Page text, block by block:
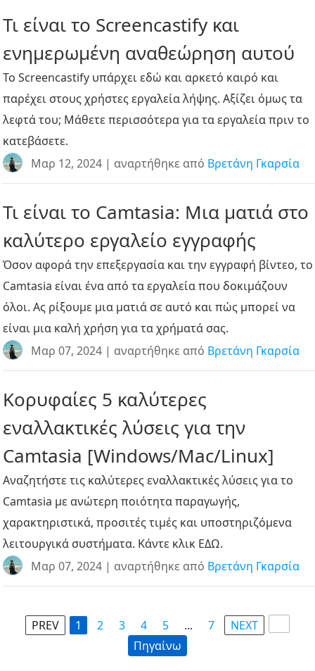
Τι είναι το Screencastify και
ενημερωμένη αναθεώρηση αυτού
Το Screencastify υπάρχει εδώ και αρκετό καιρό και
παρέχει στους χρήστες εργαλεία λήψης. Αξίζει όμως τα
λεφτά του; Μάθετε περισσότερα για τα εργαλεία πριν το
κατεβάσετε.
Μαρ 12, 2024 | αναρτήθηκε από Βρετάνη Γκαρσία
Τι είναι το Camtasia: Μια ματιά στο
καλύτερο εργαλείο εγγραφής
Όσον αφορά την επεξεργασία και την εγγραφή βίντεο, το
Camtasia είναι ένα από τα εργαλεία που δοκιμάζουν
όλοι. Ας ρίξουμε μια ματιά σε αυτό και πώς μπορεί να
είναι μια καλή χρήση για τα χρήματά σας.
Μαρ 07, 2024 | αναρτήθηκε από Βρετάνη Γκαρσία
Κορυφαίες 5 καλύτερες
εναλλακτικές λύσεις για την
Camtasia [Windows/Mac/Linux]
Αναζητήστε τις καλύτερες εναλλακτικές λύσεις για το
Camtasia με ανώτερη ποιότητα παραγωγής,
χαρακτηριστικά, προσιτές τιμές και υποστηριζόμενα
λειτουργικά συστήματα. Κάντε κλικ ΕΔΩ.
Μαρ 07, 2024 | αναρτήθηκε από Βρετάνη Γκαρσία
PREV 1 2 3 4 5 ... 7
NEXT
Πηγαίνω